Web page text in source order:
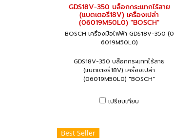
GDS18V-350 บล็อกกระแทกไร้สาย
(แบตเตอรี่18V) เครื่องเปล่า
(06019M50L0) "BOSCH"
BOSCH เครื่องมือไฟฟ้า GDS18V-350 (0
6019M50L0)
GDS18V-350 บล็อกกระแทกไร้สาย
(แบตเตอรี่18V) เครื่องเปล่า
(06019M50L0) "BOSCH"
เปรียบเทียบ
Best Seller